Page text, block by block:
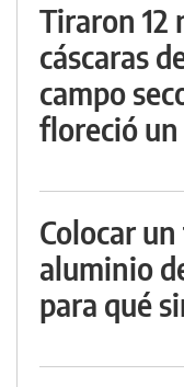
Tiraron 12
cáscaras
campo
floreció
Colocar
aluminio
para qué